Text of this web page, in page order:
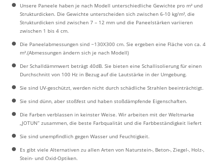
Unsere Paneele haben je nach Modell unterschiedliche Gewichte pro m² und
Strukturdicken. Die Gewichte unterscheiden sich zwischen 6-10 kg/m², die
Strukturdicken sind zwischen 7 – 12 mm und die Paneelstärken variieren
zwischen 1 bis 4 cm.
Die Paneelabmessungen sind ~130X300 cm. Sie ergeben eine Fläche von ca. 4
m².(Abmessungen ändern sich je nach Modell)
Der Schalldämmwert beträgt 40dB. Sie bieten eine Schallisolierung für einen
Durchschnitt von 100 Hz in Bezug auf die Lautstärke in der Umgebung.
Sie sind UV-geschützt, werden nicht durch schädliche Strahlen beeinträchtigt.
Sie sind dünn, aber stoßfest und haben stoßdämpfende Eigenschaften.
Die Farben verblassen in keinster Weise. Wir arbeiten mit der Weltmarke
„JOTUN” zusammen, die beste Farbqualität und die Farbbeständigkeit liefert
Sie sind unempfindlich gegen Wasser und Feuchtigkeit.
Es gibt viele Alternativen zu allen Arten von Naturstein-, Beton-, Ziegel-, Holz-,
Stein- und Oxid-Optiken.